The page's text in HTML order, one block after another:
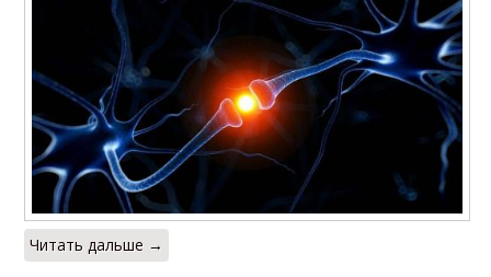
Читать дальше →